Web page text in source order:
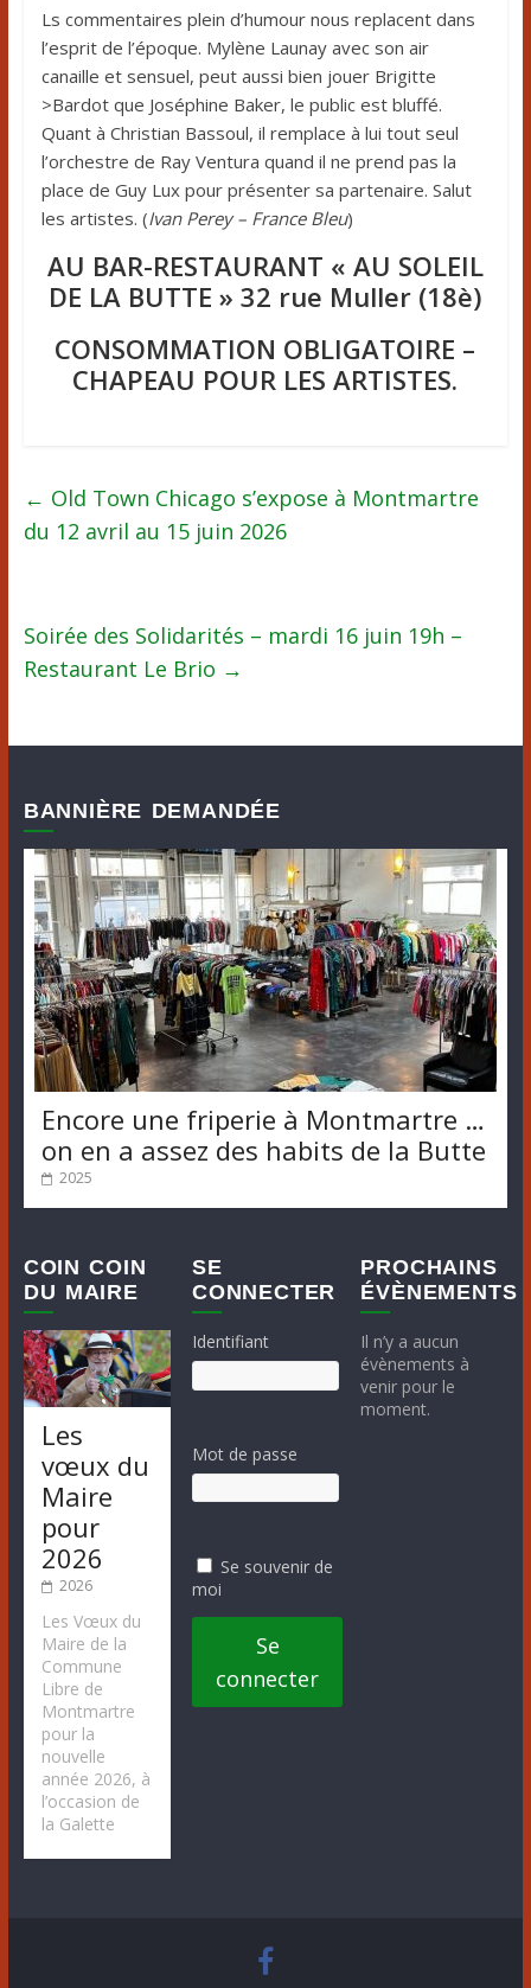
Ls commentaires plein d’humour nous replacent dans
l’esprit de l’époque. Mylène Launay avec son air
canaille et sensuel, peut aussi bien jouer Brigitte
>Bardot que Joséphine Baker, le public est bluffé.
Quant à Christian Bassoul, il remplace à lui tout seul
l’orchestre de Ray Ventura quand il ne prend pas la
place de Guy Lux pour présenter sa partenaire. Salut
les artistes. (Ivan Perey – France Bleu)
AU BAR-RESTAURANT « AU SOLEIL
DE LA BUTTE » 32 rue Muller (18è)
CONSOMMATION OBLIGATOIRE –
CHAPEAU POUR LES ARTISTES.
← Old Town Chicago s’expose à Montmartre
du 12 avril au 15 juin 2026
Soirée des Solidarités – mardi 16 juin 19h –
Restaurant Le Brio →
BANNIÈRE DEMANDÉE
Encore une friperie à Montmartre …
on en a assez des habits de la Butte
2025
COIN COIN
DU MAIRE
Les
vœux du
Maire
pour
2026
2026
Les Vœux du
Maire de la
Commune
Libre de
Montmartre
pour la
nouvelle
année 2026, à
l’occasion de
la Galette
SE
CONNECTER
Identifiant
Mot de passe
Se souvenir de
moi
Se
connecter
PROCHAINS
ÉVÈNEMENTS
Il n’y a aucun
évènements à
venir pour le
moment.